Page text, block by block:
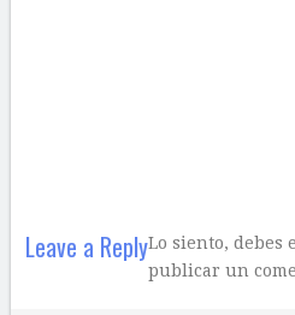
Leave a ReplyLo siento, debes
publicar un